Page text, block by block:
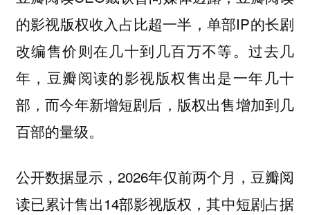
的影视版权收入占比超一半，单部IP的长剧
改编售价则在几十到几百万不等。过去几
年，豆瓣阅读的影视版权售出是一年几十
部，而今年新增短剧后，版权出售增加到几
百部的量级。
公开数据显示，2026年仅前两个月，豆瓣阅
读已累计售出14部影视版权，其中短剧占据